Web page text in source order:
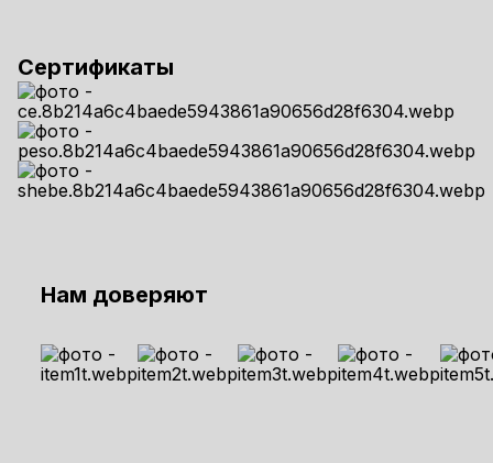
Сертификаты
Нам доверяют